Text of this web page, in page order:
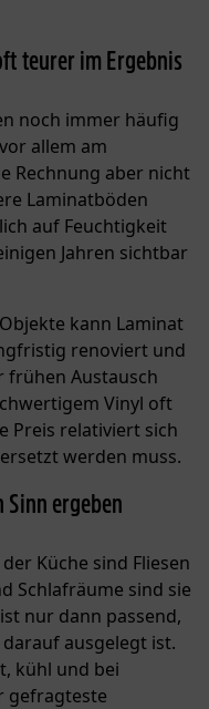
teurer im Ergebnis
noch immer häufig
allem am
Rechnung aber nicht
Laminatböden
auf Feuchtigkeit
Jahren sichtbar
kann Laminat
renoviert und
frühen Austausch
Vinyl oft
Preis relativiert sich
werden muss.
ergeben
Küche sind Fliesen
Schlafräume sind sie
nur dann passend,
ausgelegt ist.
kühl und bei
gefragteste